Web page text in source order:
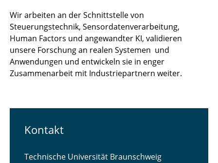
Wir arbeiten an der Schnittstelle von
Steuerungstechnik, Sensordatenverarbeitung,
Human Factors und angewandter KI, validieren
unsere Forschung an realen Systemen und
Anwendungen und entwickeln sie in enger
Zusammenarbeit mit Industriepartnern weiter.
Kontakt
Technische Universität Braunschweig